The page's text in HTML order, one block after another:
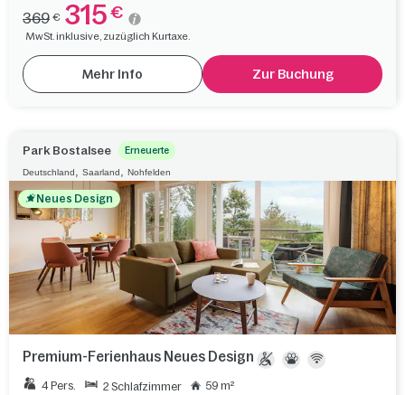
369 € 315 €
MwSt. inklusive, zuzüglich Kurtaxe.
Mehr Info Zur Buchung
Park Bostalsee Erneuerte
Deutschland , Saarland , Nohfelden
Neues Design
Premium-Ferienhaus Neues Design
4 Pers. 2 Schlafzimmer 59 m²